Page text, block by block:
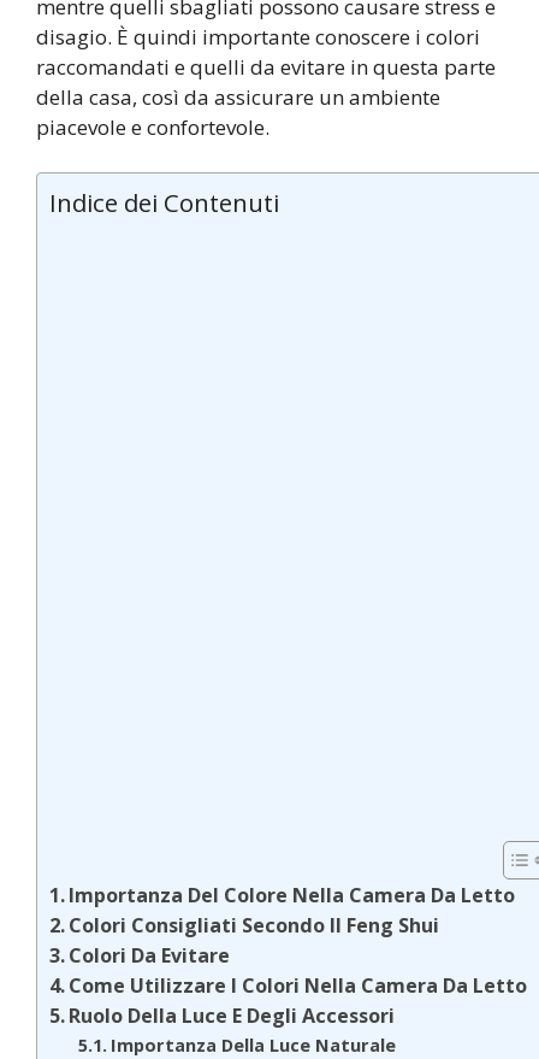
mentre quelli sbagliati possono causare stress e
disagio. È quindi importante conoscere i colori
raccomandati e quelli da evitare in questa parte
della casa, così da assicurare un ambiente
piacevole e confortevole.
Indice dei Contenuti
Importanza Del Colore Nella Camera Da Letto
Colori Consigliati Secondo Il Feng Shui
Colori Da Evitare
Come Utilizzare I Colori Nella Camera Da Letto
Ruolo Della Luce E Degli Accessori
Importanza Della Luce Naturale